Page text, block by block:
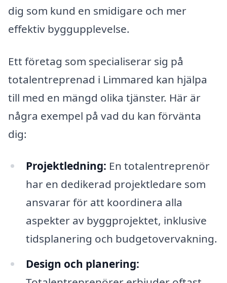
dig som kund en smidigare och mer
effektiv byggupplevelse.
Ett företag som specialiserar sig på
totalentreprenad i Limmared kan hjälpa
till med en mängd olika tjänster. Här är
några exempel på vad du kan förvänta
dig:
Projektledning: En totalentreprenör
har en dedikerad projektledare som
ansvarar för att koordinera alla
aspekter av byggprojektet, inklusive
tidsplanering och budgetovervakning.
Design och planering: